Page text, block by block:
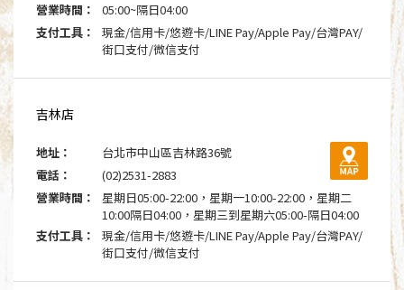
營業時間：
05:00~隔日04:00
支付工具：
現金/信用卡/悠遊卡/LINE Pay/Apple Pay/台灣PAY/
街口支付/微信支付
吉林店
地址：
台北市中山區吉林路36號
電話：
(02)2531-2883
營業時間：
星期日05:00-22:00，星期一10:00-22:00，星期二
10:00隔日04:00，星期三到星期六05:00-隔日04:00
支付工具：
現金/信用卡/悠遊卡/LINE Pay/Apple Pay/台灣PAY/
街口支付/微信支付